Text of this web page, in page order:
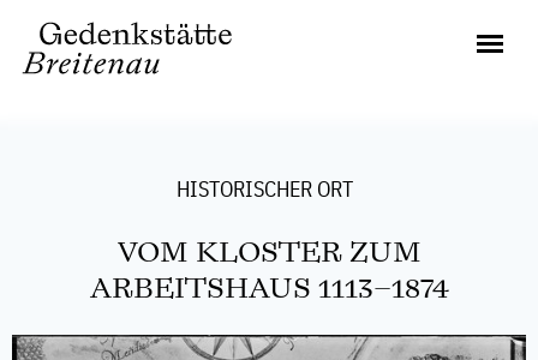
HISTORISCHER ORT
VOM KLOSTER ZUM
ARBEITSHAUS 1113–1874